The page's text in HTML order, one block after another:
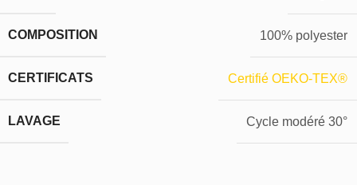
COMPOSITION 100% polyester
CERTIFICATS Certifié OEKO-TEX®
LAVAGE Cycle modéré 30°